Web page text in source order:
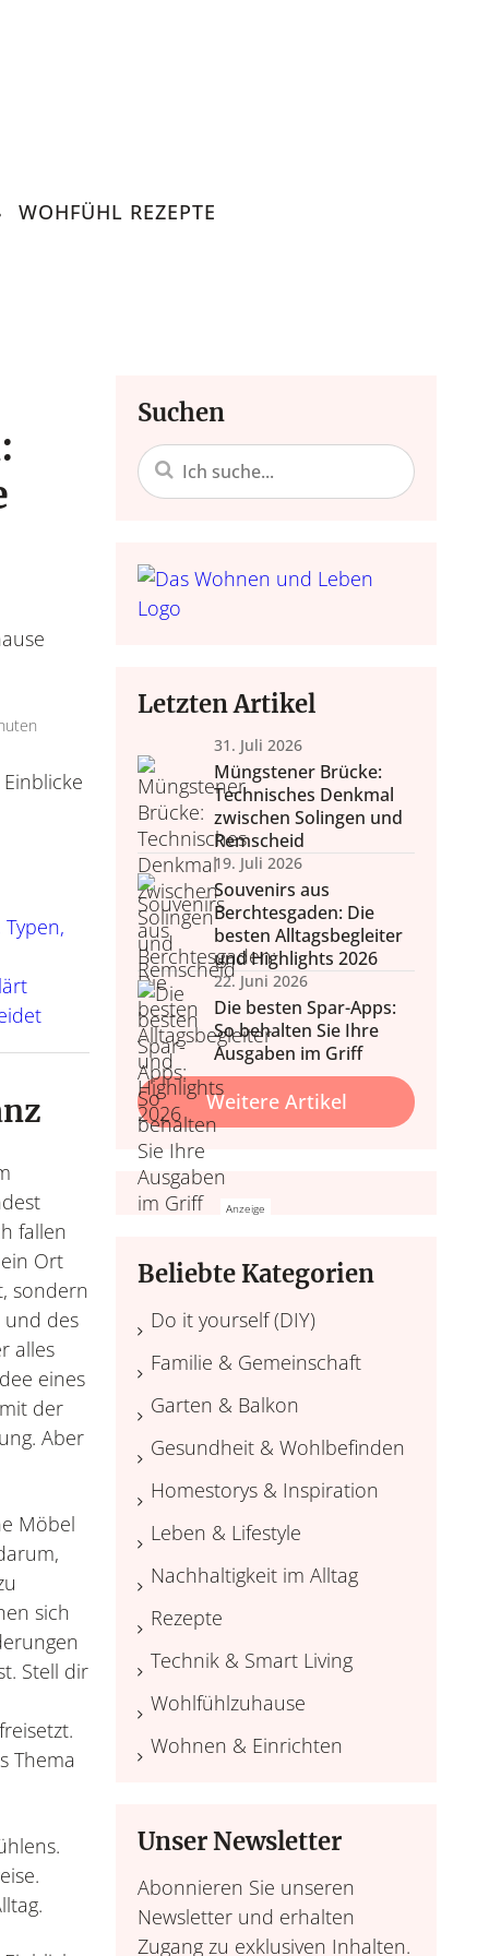
Einrichten
Balkon
Tipps, Outdoor-Möbel
Lifestyle.
Wohlbefinden
Wellness, Yoga und
WOHFÜHL REZEPTE
fallen
Ort
sondern
des
alles
eines
der
Aber
Möbel
sich
Stell dir
Thema
Suchen
Letzten Artikel
31. Juli 2026
Müngstener Brücke:
Technisches Denkmal
zwischen Solingen und
Remscheid
19. Juli 2026
Souvenirs aus
Berchtesgaden: Die
besten Alltagsbegleiter
und Highlights 2026
22. Juni 2026
Die besten Spar-Apps:
So behalten Sie Ihre
Ausgaben im Griff
Weitere Artikel
Beliebte Kategorien
Do it yourself (DIY)
Familie & Gemeinschaft
Garten & Balkon
Gesundheit & Wohlbefinden
Homestorys & Inspiration
Leben & Lifestyle
Nachhaltigkeit im Alltag
Rezepte
Technik & Smart Living
Wohlfühlzuhause
Wohnen & Einrichten
Unser Newsletter
Abonnieren Sie unseren
Newsletter und erhalten
Zugang zu exklusiven Inhalten.